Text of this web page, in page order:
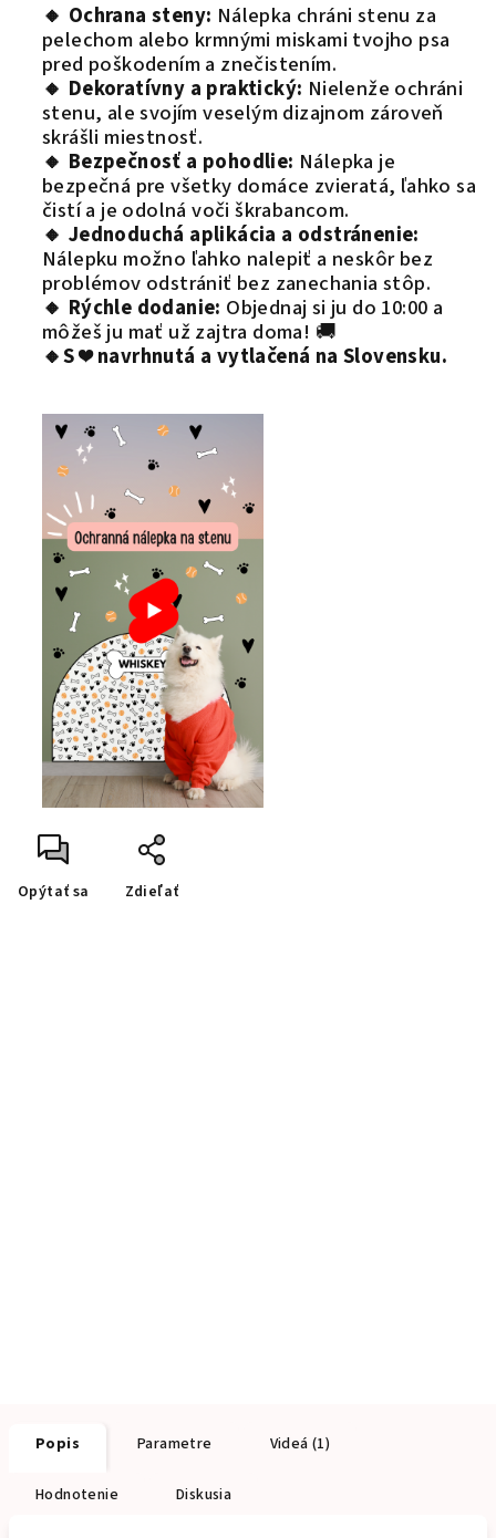
🔸 Ochrana steny: Nálepka chráni stenu za
pelechom alebo krmnými miskami tvojho psa
pred poškodením a znečistením.
🔸 Dekoratívny a praktický: Nielenže ochráni
stenu, ale svojím veselým dizajnom zároveň
skrášli miestnosť.
🔸 Bezpečnosť a pohodlie: Nálepka je
bezpečná pre všetky domáce zvieratá, ľahko sa
čistí a je odolná voči škrabancom.
🔸 Jednoduchá aplikácia a odstránenie:
Nálepku možno ľahko nalepiť a neskôr bez
problémov odstrániť bez zanechania stôp.
🔸 Rýchle dodanie: Objednaj si ju do 10:00 a
môžeš ju mať už zajtra doma! 🚚
🔸S ❤️ navrhnutá a vytlačená na Slovensku.
Opýtať sa Zdieľať
Popis Parametre Videá (1)
Hodnotenie Diskusia